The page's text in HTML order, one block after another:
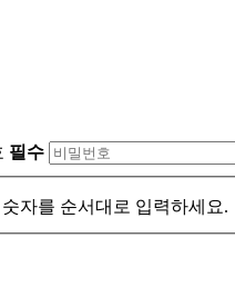
필수
자를 순서대로 입력하세요.